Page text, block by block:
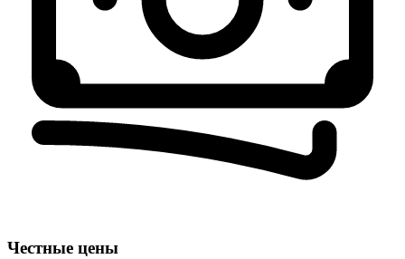
Честные цены